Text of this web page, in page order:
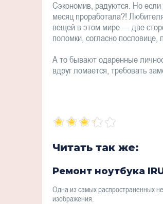
Сэкономив, радуются. Но если
месяц проработала?!
вещей в этом мире — две
поломки, согласно пословице,
А то бывают одаренные
вдруг ломается, требовать
Читать так же:
Ремонт ноутбука
Одна из самых распространенных
изображения.